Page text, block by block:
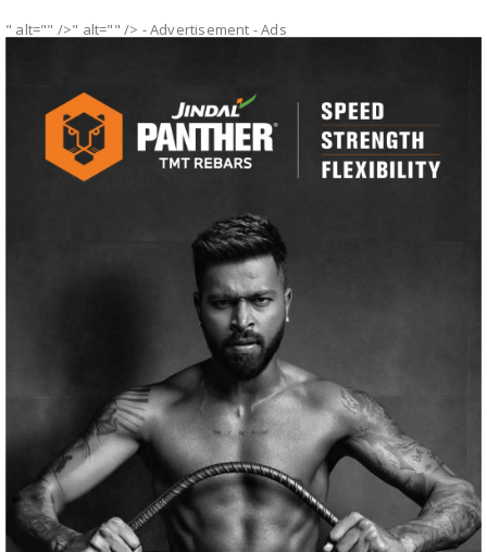
" alt="" />" alt="" /> - Advertisement -Ads